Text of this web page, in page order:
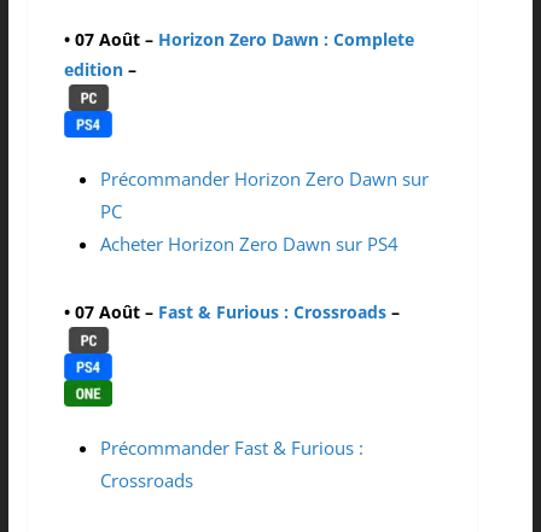
• 07 Août – Horizon Zero Dawn : Complete
edition–
Précommander Horizon Zero Dawn sur
PC
Acheter Horizon Zero Dawn sur PS4
• 07 Août –Fast & Furious : Crossroads–
Précommander Fast & Furious :
Crossroads